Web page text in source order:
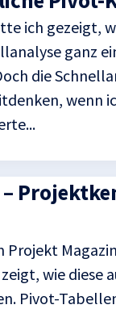
ich gezeigt,
ganz
die
wenn
Projekt
wie diese
Pivot-